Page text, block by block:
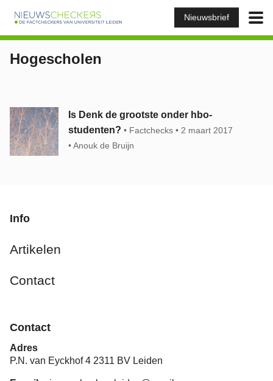
Nieuwsbrief
Hogescholen
Is Denk de grootste onder hbo-
studenten?
Factchecks
2 maart 2017
Anouk de Bruijn
Info
Artikelen
Contact
Contact
Adres
P.N. van Eyckhof 4 2311 BV Leiden